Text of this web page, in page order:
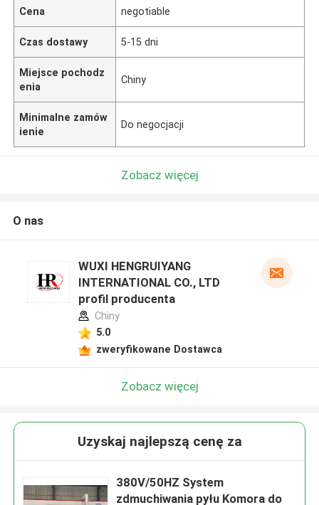
Cena negotiable
Czas dostawy 5-15 dni
Miejsce pochodz
enia
Chiny
Minimalne zamów
ienie
Do negocjacji
Zobacz więcej
O nas
WUXI HENGRUIYANG
INTERNATIONAL CO., LTD
profil producenta
Chiny
5.0
zweryfikowane Dostawca
Zobacz więcej
Uzyskaj najlepszą cenę za
380V/50HZ System
zdmuchiwania pyłu Komora do